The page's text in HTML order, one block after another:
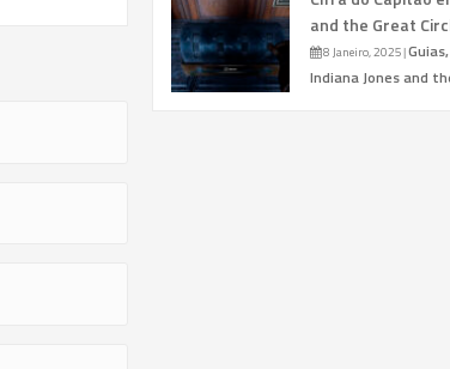
and the Great
8 Janeiro, 2025|
Indiana Jones and